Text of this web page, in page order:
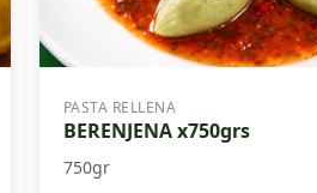
PASTA RELLENA
BERENJENA x750grs
750gr